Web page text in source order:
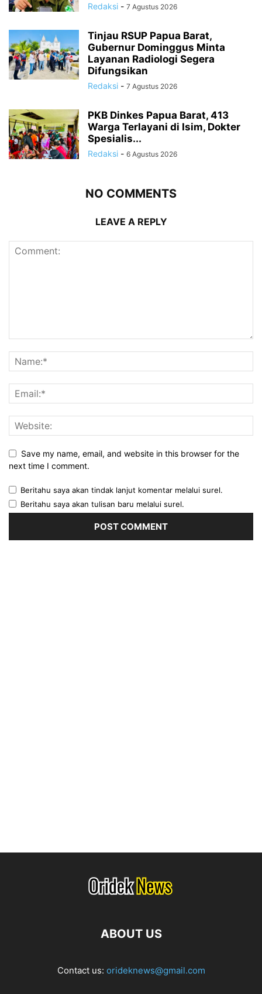
Redaksi - 7 Agustus 2026
Tinjau RSUP Papua Barat,
Gubernur Dominggus Minta
Layanan Radiologi Segera
Difungsikan
Redaksi - 7 Agustus 2026
PKB Dinkes Papua Barat, 413
Warga Terlayani di Isim, Dokter
Spesialis...
Redaksi - 6 Agustus 2026
NO COMMENTS
LEAVE A REPLY
Save my name, email, and website in this browser for the
next time I comment.
Beritahu saya akan tindak lanjut komentar melalui surel.
Beritahu saya akan tulisan baru melalui surel.
ABOUT US
Contact us: orideknews@gmail.com